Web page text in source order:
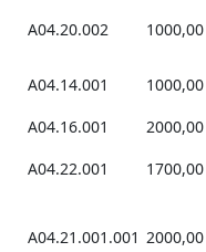
А04.20.002 1000,00
А04.14.001
1000,00
А04.16.001
2000,00
А04.22.001 1700,00
А04.21.001.001 2000,00